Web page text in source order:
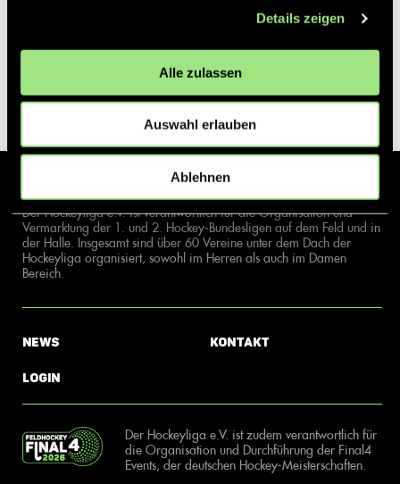
Details zeigen
Alle zulassen
Auswahl erlauben
Ablehnen
Der Hockeyliga e.V. ist verantwortlich für die Organisation und
Vermarktung der 1. und 2. Hockey-Bundesligen auf dem Feld und in
der Halle. Insgesamt sind über 60 Vereine unter dem Dach der
Hockeyliga organisiert, sowohl im Herren als auch im Damen
Bereich.
News
Login
Kontakt
Der Hockeyliga e.V. ist zudem verantwortlich für
die Organisation und Durchführung der Final4
Events, der deutschen Hockey-Meisterschaften.